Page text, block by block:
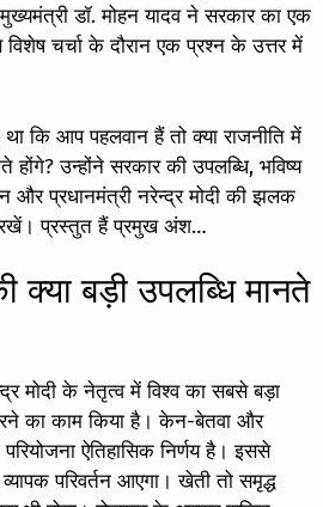
डॉ. मोहन यादव ने सरकार का एक
विशेष चर्चा के दौरान एक प्रश्न के उत्तर में
कि आप पहलवान हैं तो क्या राजनीति में
होंगे? उन्होंने सरकार की उपलब्धि, भविष्य
और प्रधानमंत्री नरेन्द्र मोदी की झलक
रखें। प्रस्तुत हैं प्रमुख अंश…
क्या बड़ी उपलब्धि मानते
मोदी के नेतृत्व में विश्व का सबसे बड़ा
का काम किया है। केन-बेतवा और
ऐतिहासिक निर्णय है। इससे
परिवर्तन आएगा। खेती तो समृद्ध